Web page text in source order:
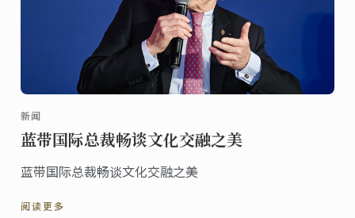
新闻
蓝带国际总裁畅谈文化交融之美
蓝带国际总裁畅谈文化交融之美
阅读更多